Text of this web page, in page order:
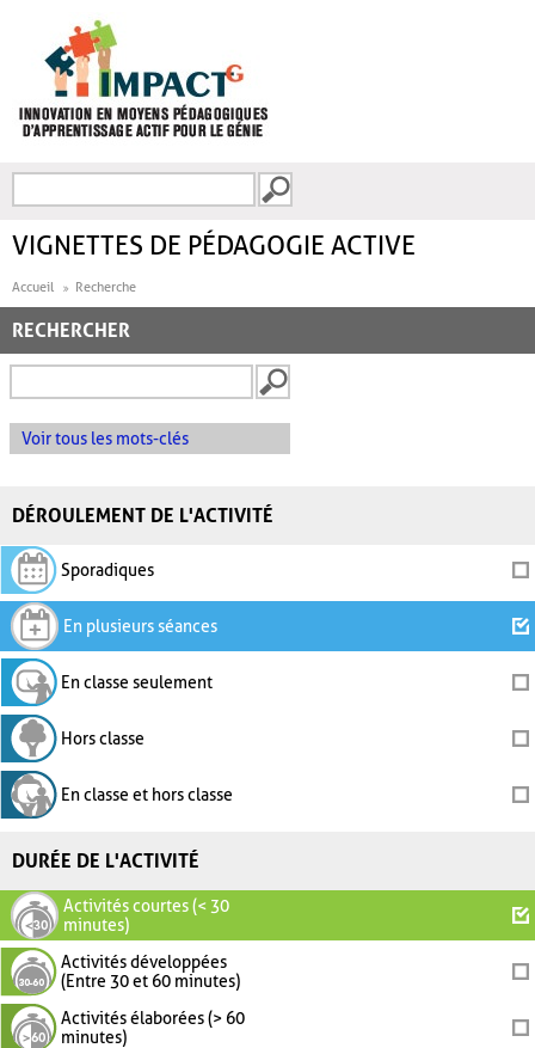
FORMULAIRE DE
VIGNETTES DE PÉDAGOGIE ACTIVE
Accueil Recherche
RECHERCHER
Voir tous les mots-clés
DÉROULEMENT DE L'ACTIVITÉ
Sporadiques
En plusieurs séances
En classe seulement
Hors classe
En classe et hors classe
DURÉE DE L'ACTIVITÉ
Activités courtes (< 30
minutes)
Activités développées
(Entre 30 et 60 minutes)
Activités élaborées (> 60
minutes)